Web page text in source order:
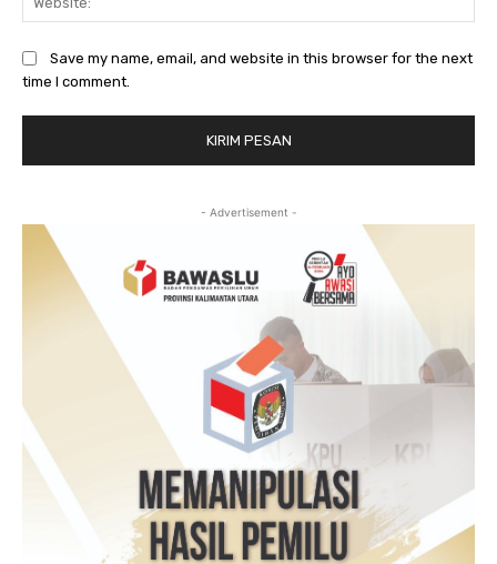
Save my name, email, and website in this browser for the next
time I comment.
- Advertisement -